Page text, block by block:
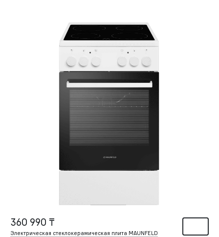
360 990 ₸
Электрическая стеклокерамическая плита MAUNFELD